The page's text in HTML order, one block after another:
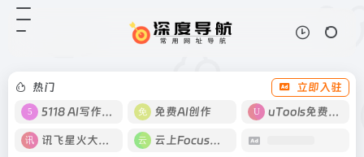
热门
立即入驻
5118 AI写作工具
免费AI创作 uTools免费工具箱
讯飞星火大模型 云上Focus接码